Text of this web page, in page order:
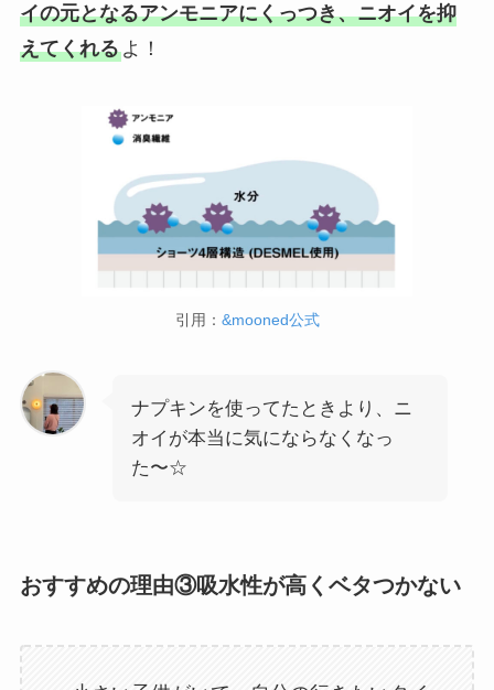
イの元となるアンモニアにくっつき、ニオイを抑
えてくれるよ！
引用： &mooned公式
ナプキンを使ってたときより、ニ
オイが本当に気にならなくなっ
た〜☆
おすすめの理由③吸水性が高くベタつかない